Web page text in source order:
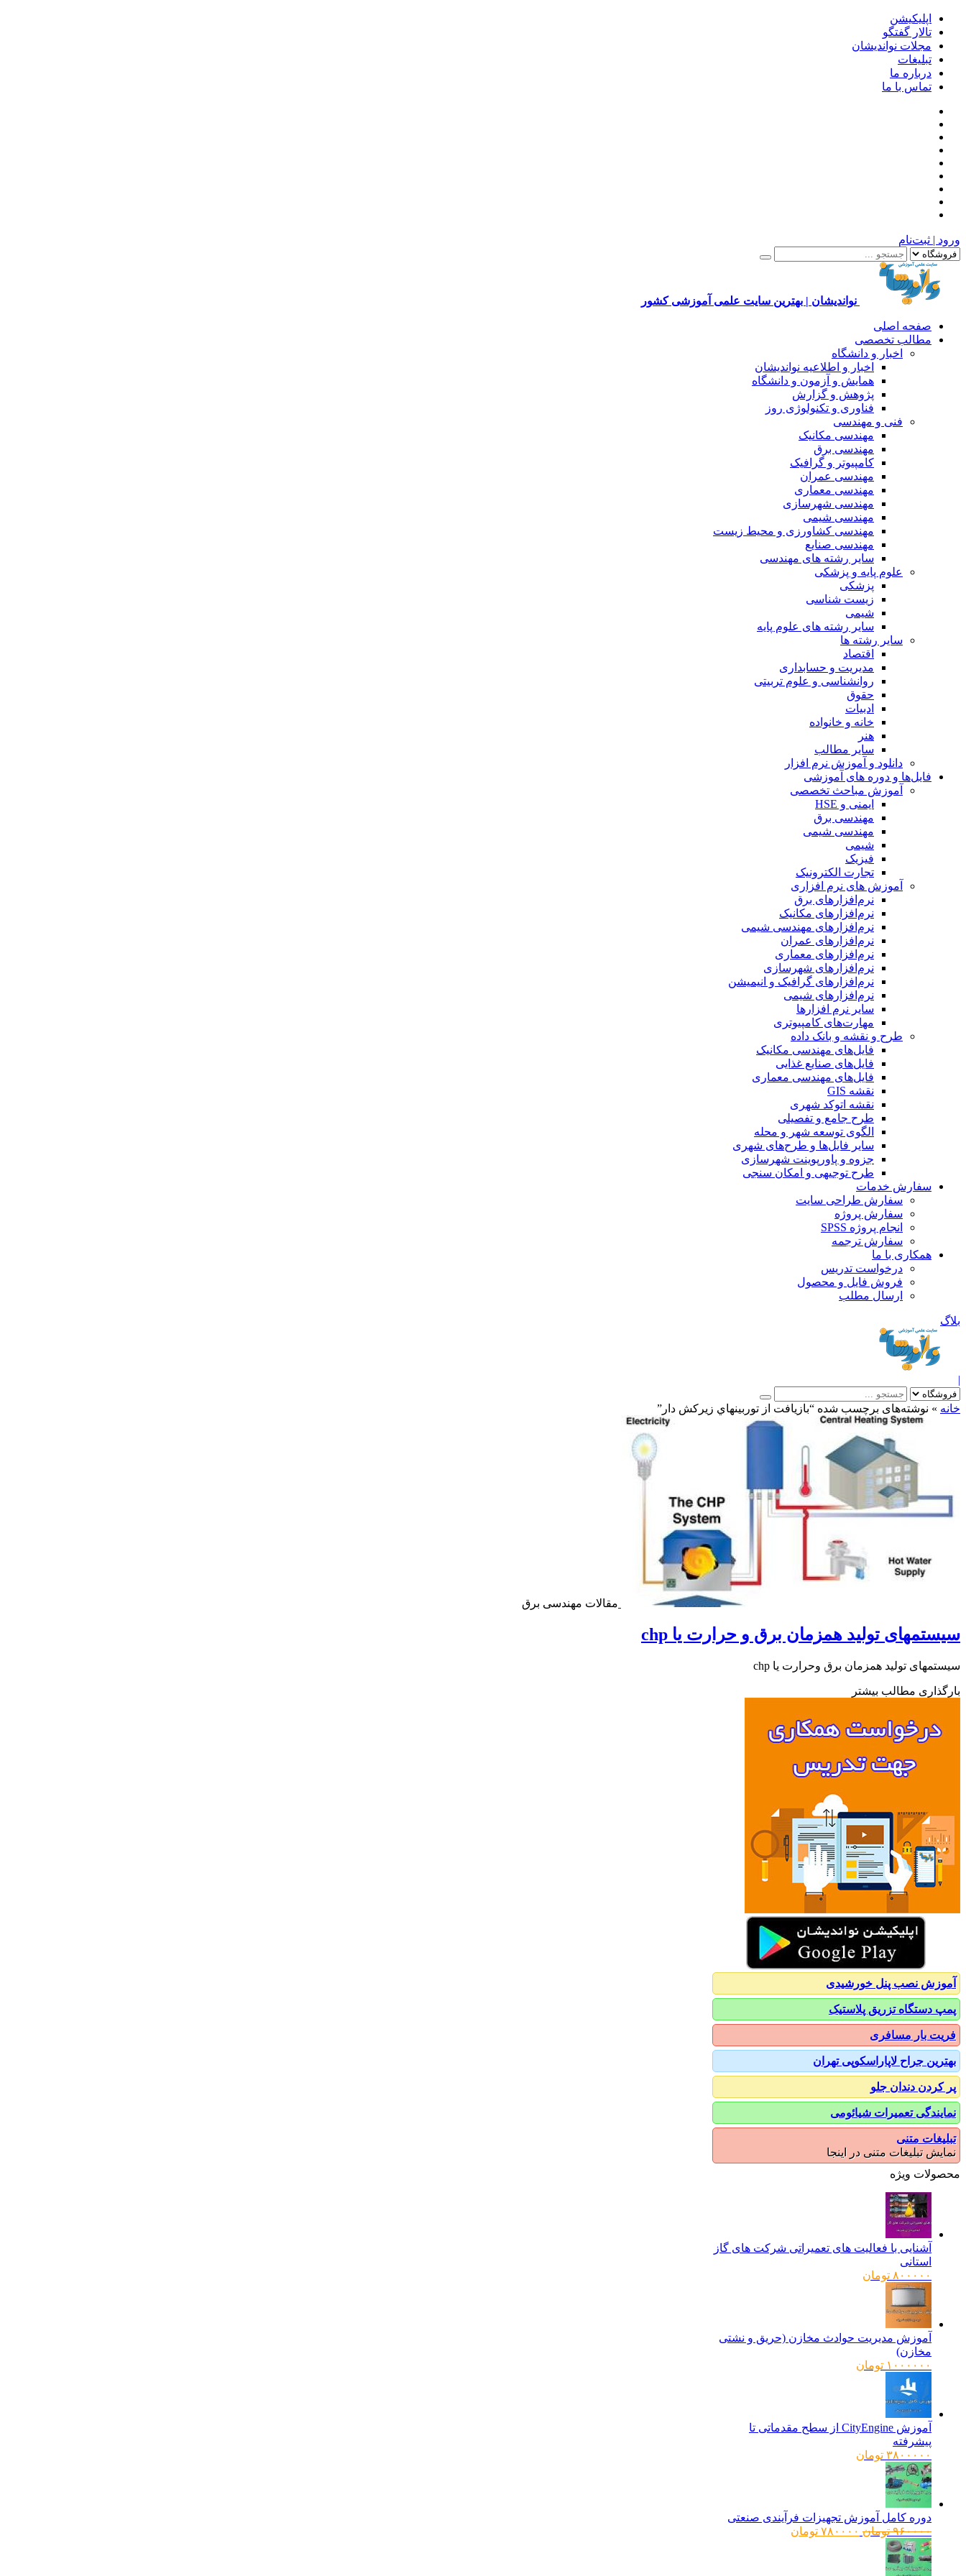
اپلیکیشن
تالار گفتگو
مجلات نواندیشان
تبلیغات
درباره ما
تماس با ما
ورود | ثبت‌نام
نواندیشان | بهترین سایت علمی آموزشی کشور
صفحه اصلی
مطالب تخصصی
اخبار و دانشگاه
اخبار و اطلاعیه نواندیشان
همایش و آزمون و دانشگاه
پژوهش و گزارش
فناوری و تکنولوژی روز
فنی و مهندسی
مهندسی مکانیک
مهندسی برق
کامپیوتر و گرافیک
مهندسی عمران
مهندسی معماری
مهندسی شهرسازی
مهندسی شیمی
مهندسی کشاورزی و محیط زیست
مهندسی صنایع
سایر رشته های مهندسی
علوم پایه و پزشکی
پزشکی
زیست شناسی
شیمی
سایر رشته های علوم پایه
سایر رشته ها
اقتصاد
مدیریت و حسابداری
روانشناسی و علوم تربیتی
حقوق
ادبیات
خانه و خانواده
هنر
سایر مطالب
دانلود و آموزش نرم افزار
فایل‌ها و دوره های آموزشی
آموزش مباحث تخصصی
ایمنی و HSE
مهندسی برق
مهندسی شیمی
شیمی
فیزیک
تجارت الکترونیک
آموزش های نرم افزاری
نرم‌افزارهای برق
نرم‌افزارهای مکانیک
نرم‌افزارهای مهندسی شیمی
نرم‌افزارهای عمران
نرم‌افزارهای معماری
نرم‌افزارهای شهرسازی
نرم‌افزارهای گرافیک و انیمیشن
نرم‌افزارهای شیمی
سایر نرم افزارها
مهارت‌های کامپیوتری
طرح و نقشه و بانک داده
فایل‌های مهندسی مکانیک
فایل‌های صنایع غذایی
فایل‌های مهندسی معماری
نقشه GIS
نقشه اتوکد شهری
طرح جامع و تفصیلی
الگوی توسعه شهر و محله
سایر فایل‌ها و طرح‌های شهری
جزوه و پاورپوینت شهرسازی
طرح توجیهی و امکان سنجی
سفارش خدمات
سفارش طراحی سایت
سفارش پروژه
انجام پروژه SPSS
سفارش ترجمه
همکاری با ما
درخواست تدریس
فروش فایل و محصول
ارسال مطلب
بلاگ
|
خانه » نوشته‌های برچسب شده “بازيافت از توربينهاي زيركش دار”
مقالات مهندسی برق
سیستمهای تولید همزمان برق و حرارت یا chp
سیستمهای تولید همزمان برق وحرارت یا chp
بارگذاری مطالب بیشتر
آموزش نصب پنل خورشیدی
پمپ دستگاه تزریق پلاستیک
فریت بار مسافری
بهترین جراح لاپاراسکوپی تهران
پر کردن دندان جلو
نمایندگی تعمیرات شیائومی
تبلیغات متنی
نمایش تبلیغات متنی در اینجا
محصولات ویژه
آشنایی با فعالیت های تعمیراتی شرکت های گاز
استانی
۸۰۰۰۰۰ تومان
آموزش مدیریت حوادث مخازن (حریق و نشتی
مخازن)
۱۰۰۰۰۰۰ تومان
آموزش CityEngine از سطح مقدماتی تا
پیشرفته
۳۸۰۰۰۰۰ تومان
دوره کامل آموزش تجهیزات فرآیندی صنعتی
۹۶۰۰۰۰ تومان قیمت
۷۸۰۰۰۰ تومان